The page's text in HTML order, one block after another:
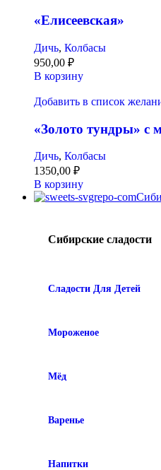
«Елисеевская»
Дичь, Колбасы
950,00 ₽
В корзину
Добавить в список
«Золото тундры» с
Дичь, Колбасы
1350,00 ₽
В корзину
Сибирские сладости
Сладости Для Детей
Мороженое
Мёд
Варенье
Напитки